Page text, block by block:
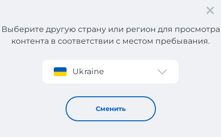
Регистрация
Выберите другую страну или регион для просмотра
контента в соответствии с местом пребывания.
Ukraine
Сменить
Экипировка и инвентарь из Чехии с доставкой в
Украину
Экипировка и инвентарь из
Чехии с доставкой в Украину